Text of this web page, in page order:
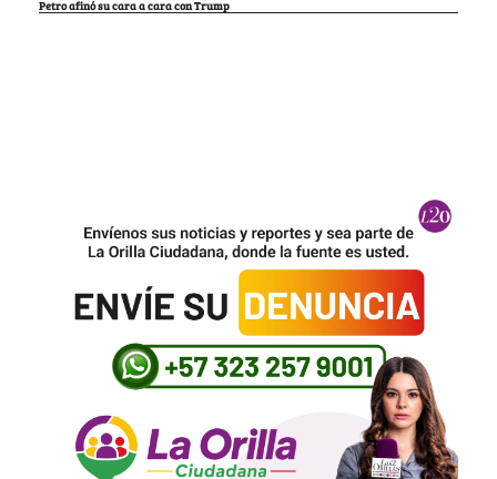
Petro afinó su cara a cara con Trump